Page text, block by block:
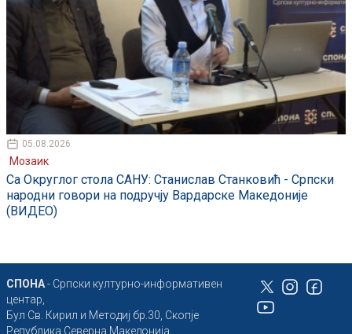
05.08.2026
Мозаик
Са Округлог стола САНУ: Станислав Станковић - Српски
народни говори на подручју Вардарске Македоније
(ВИДЕО)
СПОНА- Српски културно-информативен
центар,
Бул Св. Кирил и Методиј бр.30, Скопје
Република Северна Македонија